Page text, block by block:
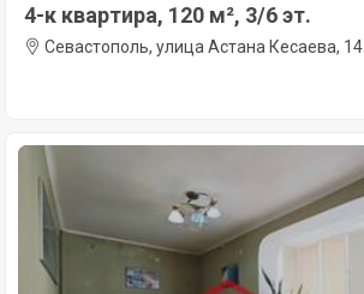
4-к квартира, 120 м², 3/6 эт.
Севастополь, улица Астана Кесаева, 14